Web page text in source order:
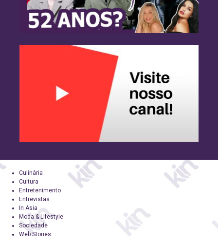
Culinária
Cultura
Entretenimento
Entrevistas
In Asia
Moda & Lifestyle
Sociedade
Web Stories